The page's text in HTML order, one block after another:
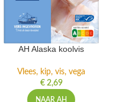
AH Alaska koolvis
Vlees, kip, vis, vega
€2,69
NAAR AH